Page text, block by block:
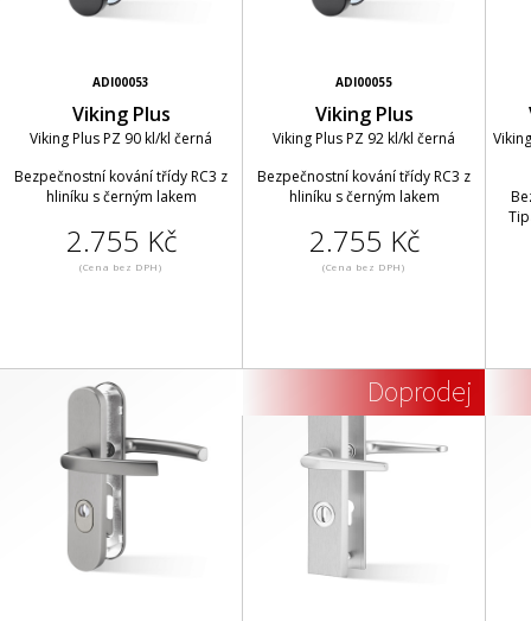
ADI00053
Viking Plus
Viking Plus PZ 90 kl/kl černá
Bezpečnostní kování třídy RC3 z
hliníku s černým lakem
2.755 Kč
(Cena bez DPH)
ADI00055
Viking Plus
Viking Plus PZ 92 kl/kl černá
Bezpečnostní kování třídy RC3 z
hliníku s černým lakem
2.755 Kč
(Cena bez DPH)
Doprodej